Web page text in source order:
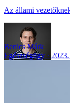
Az állami
Benics Márk
Egészségügy